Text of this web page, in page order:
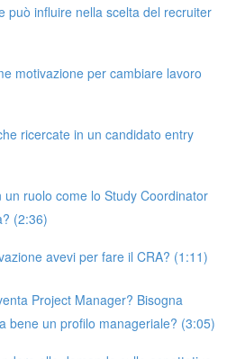
può influire nella scelta del recruiter
motivazione per cambiare lavoro
ricercate in un candidato entry
un ruolo come lo Study Coordinator
(2:36)
avevi per fare il CRA? (1:11)
Project Manager? Bisogna
bene un profilo manageriale? (3:05)